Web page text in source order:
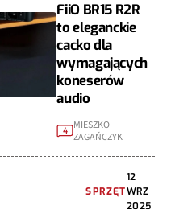
FiiO BR15 R2R
to eleganckie
cacko dla
wymagających
koneserów
audio
4 MIESZKO
ZAGAŃCZYK
SPRZĘT
12
WRZ
2025